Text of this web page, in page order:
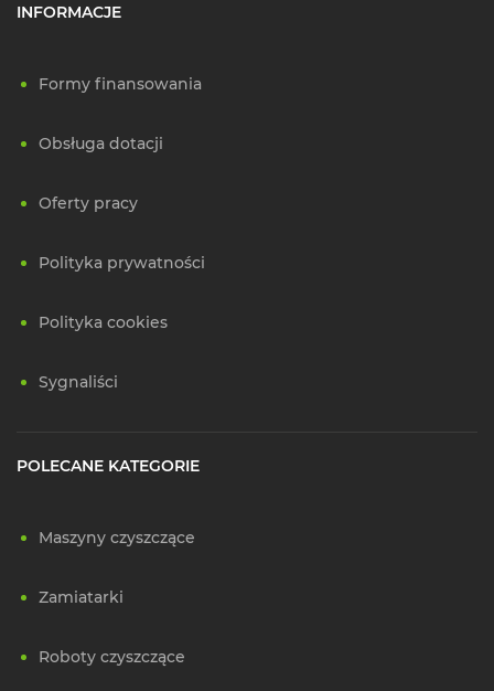
INFORMACJE
Formy finansowania
Obsługa dotacji
Oferty pracy
Polityka prywatności
Polityka cookies
Sygnaliści
POLECANE KATEGORIE
Maszyny czyszczące
Zamiatarki
Roboty czyszczące